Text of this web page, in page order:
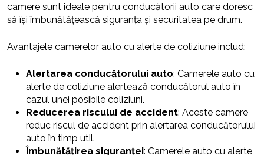
camere sunt ideale pentru conducătorii auto care doresc
să își îmbunătățească siguranța și securitatea pe drum.
Avantajele camerelor auto cu alerte de coliziune includ:
Alertarea conducătorului auto: Camerele auto cu
alerte de coliziune alertează conducătorul auto în
cazul unei posibile coliziuni.
Reducerea riscului de accident: Aceste camere
reduc riscul de accident prin alertarea conducătorului
auto în timp util.
Îmbunătățirea siguranței: Camerele auto cu alerte